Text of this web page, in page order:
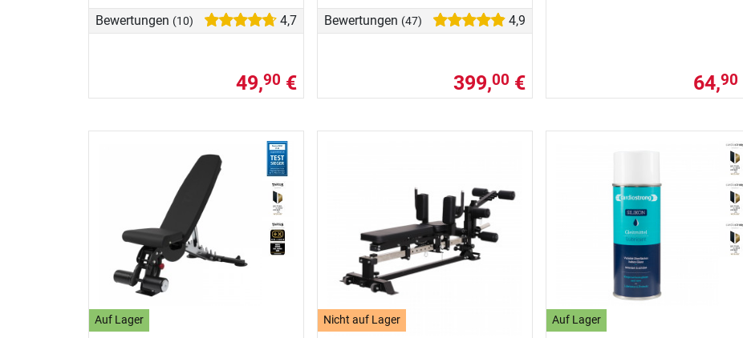
Bewertungen (10) 4,7
49,90 €
Bewertungen (47) 4,9
399,00 € 64,90
Auf Lager Nicht auf Lager Auf Lager